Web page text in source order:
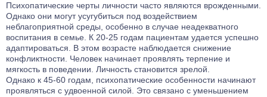
Психопатические черты личности часто являются врожденными.
Однако они могут усугубиться под воздействием
неблагоприятной среды, особенно в случае неадекватного
воспитания в семье. К 20-25 годам пациентам удается успешно
адаптироваться. В этом возрасте наблюдается снижение
конфликтности. Человек начинает проявлять терпение и
мягкость в поведении. Личность становится зрелой.
Однако к 45-60 годам, психопатические особенности начинают
проявляться с удвоенной силой. Это связано с уменьшением